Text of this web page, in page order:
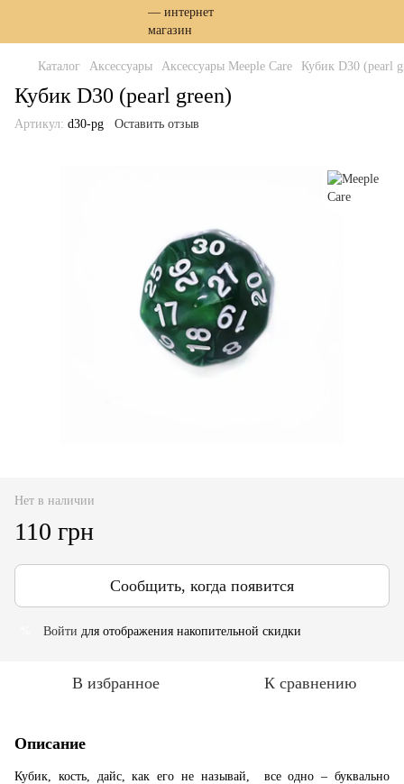
Каталог Аксессуары Аксессуары Meeple Care Кубик D30 (pearl
Кубик D30 (pearl green)
Артикул: d30-pg Оставить отзыв
Нет в наличии
110 грн
Сообщить, когда появится
Войти для отображения накопительной скидки
В избранное К сравнению
Описание
Кубик, кость, дайс, как его не называй, все одно – буквально